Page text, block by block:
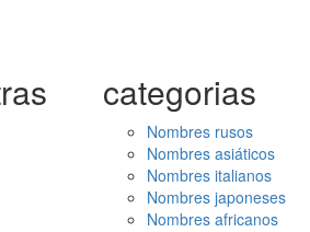
categorias
Nombres rusos
Nombres asiáticos
Nombres italianos
Nombres japoneses
Nombres africanos